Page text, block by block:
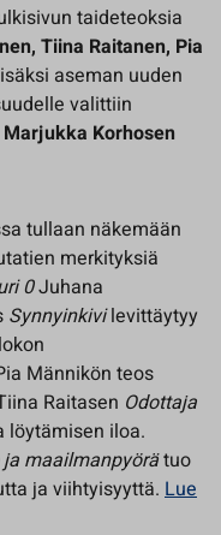
taideteoksia
Tiina Raitanen, Pia
aseman uuden
valittiin
Marjukka Korhosen
tullaan näkemään
merkityksiä
0Juhana
Synnyinkivilevittäytyy
Männikön teos
Raitasen Odottaja
iloa.
maailmanpyörätuo
ja viihtyisyyttä. Lue